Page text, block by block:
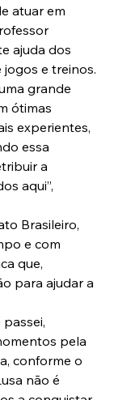
atuar em
ajuda dos
jogos e treinos.
grande
ótimas
experientes,
essa
a
aqui”,
Brasileiro,
e com
que,
para ajudar a
pela
conforme o
não é